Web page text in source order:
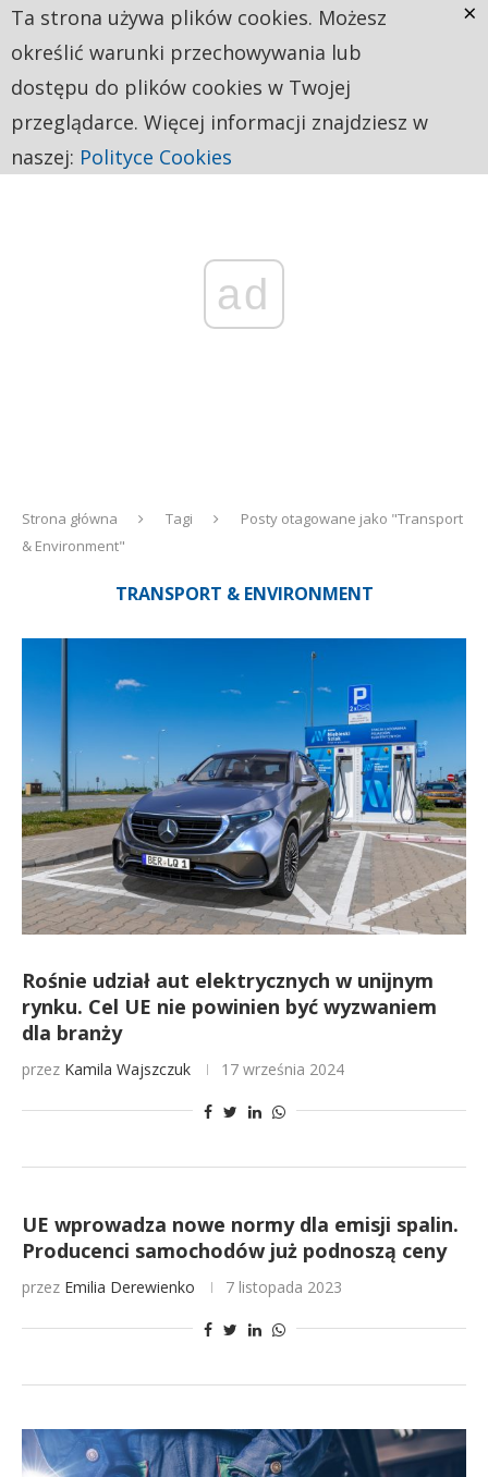
ad
Strona główna Tagi
Posty otagowane jako "Transport
& Environment"
TRANSPORT & ENVIRONMENT
Rośnie udział aut elektrycznych w unijnym
rynku. Cel UE nie powinien być wyzwaniem
dla branży
przez Kamila Wajszczuk 17 września 2024
UE wprowadza nowe normy dla emisji spalin.
Producenci samochodów już podnoszą ceny
przez Emilia Derewienko 7 listopada 2023
Ta strona używa plików cookies. Możesz
określić warunki przechowywania lub
dostępu do plików cookies w Twojej
przeglądarce. Więcej informacji znajdziesz w
naszej: Polityce Cookies
×